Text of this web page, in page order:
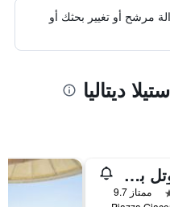
مرشح أو تغيير بحثك أو
ديتاليا
جراند هوتل برينسيبي دي بيمونتي
ممتاز 9.7